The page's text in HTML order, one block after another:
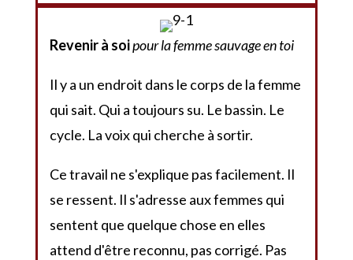
Revenir à soipour la femme sauvage en toi
Il y a un endroit dans le corps de la femme
qui sait. Qui a toujours su. Le bassin. Le
cycle. La voix qui cherche à sortir.
Ce travail ne s'explique pas facilement. Il
se ressent. Il s'adresse aux femmes qui
sentent que quelque chose en elles
attend d'être reconnu, pas corrigé. Pas